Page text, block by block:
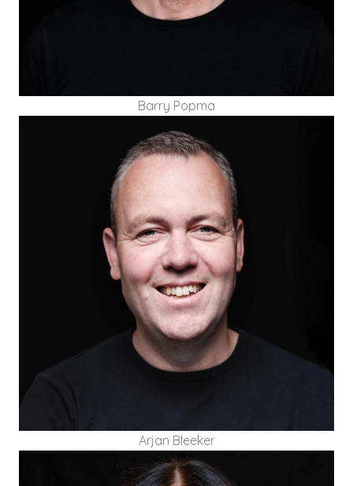
Barry Popma
Arjan Bleeker is teamcoach in organisaties. Met
ruim 15 jaar ervaring als senior leidinggevende in
grote operationele organisaties met een
verbeter- en veranderopgave.
Arjan Bleeker